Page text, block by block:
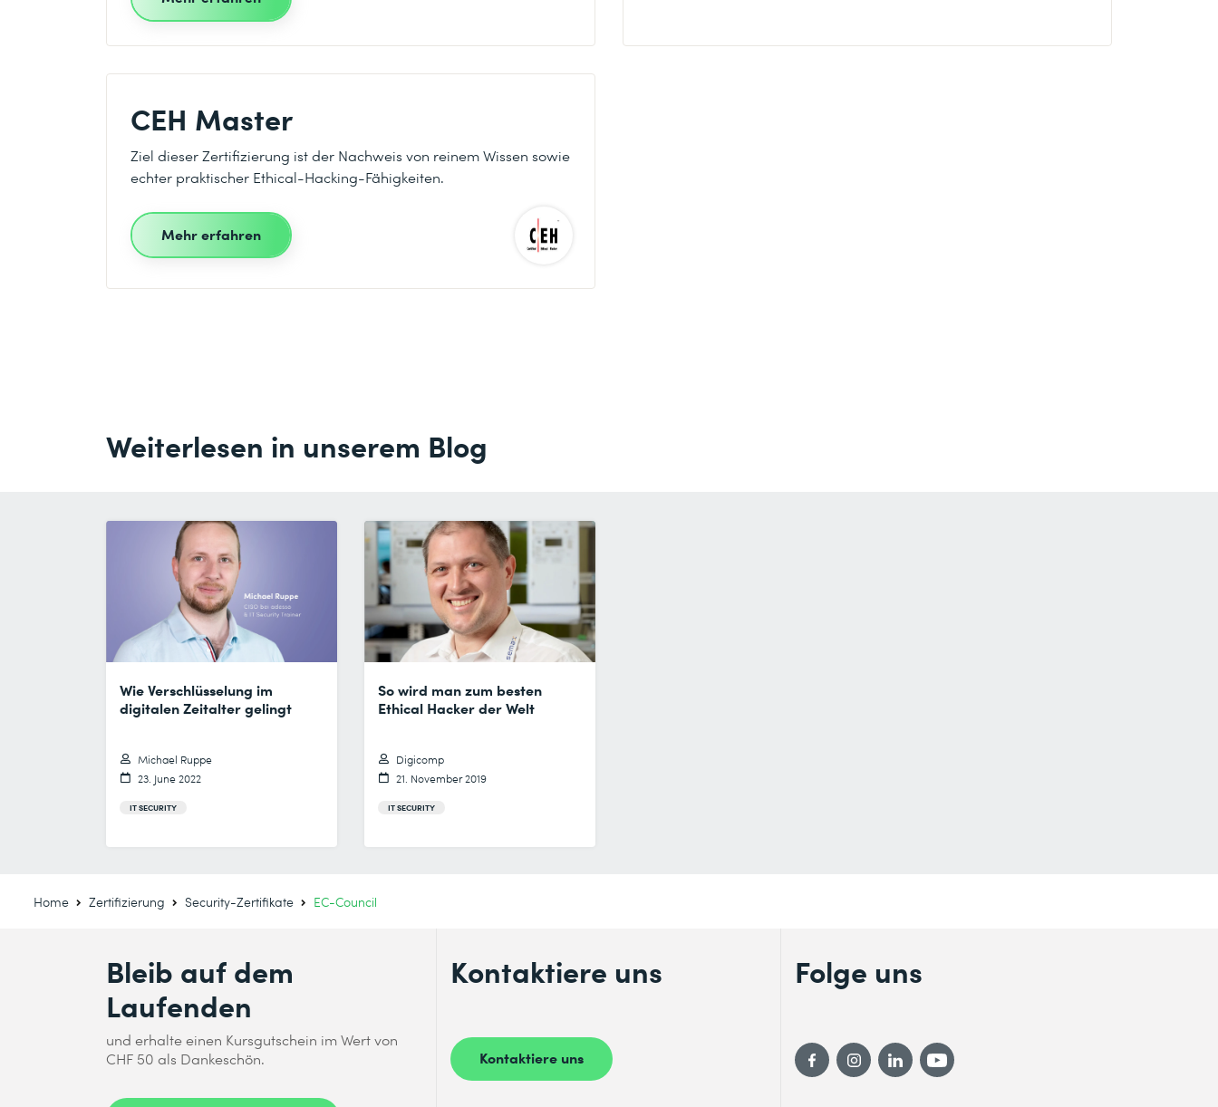
CEH Master
Ziel dieser Zertifizierung ist der Nachweis von reinem Wissen sowie
echter praktischer Ethical-Hacking-Fähigkeiten.
Mehr erfahren
Weiterlesen in unserem Blog
Wie Verschlüsselung im
digitalen Zeitalter gelingt
Michael Ruppe
23. June 2022
IT SECURITY
So wird man zum besten
Ethical Hacker der Welt
Digicomp
21. November 2019
IT SECURITY
Home Zertifizierung Security-Zertifikate EC-Council
Bleib auf dem
Laufenden
und erhalte einen Kursgutschein im Wert von
CHF 50 als Dankeschön.
Kontaktiere uns
Kontaktiere uns
Folge uns